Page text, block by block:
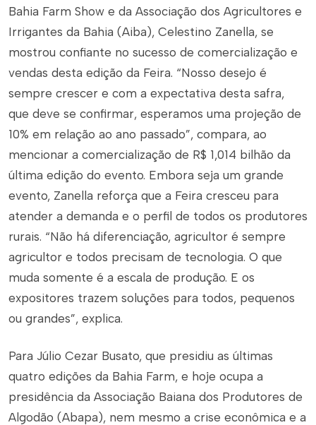
Bahia Farm Show e da Associação dos Agricultores e
Irrigantes da Bahia (Aiba), Celestino Zanella, se
mostrou confiante no sucesso de comercialização e
vendas desta edição da Feira. “Nosso desejo é
sempre crescer e com a expectativa desta safra,
que deve se confirmar, esperamos uma projeção de
10% em relação ao ano passado”, compara, ao
mencionar a comercialização de R$ 1,014 bilhão da
última edição do evento. Embora seja um grande
evento, Zanella reforça que a Feira cresceu para
atender a demanda e o perfil de todos os produtores
rurais. “Não há diferenciação, agricultor é sempre
agricultor e todos precisam de tecnologia. O que
muda somente é a escala de produção. E os
expositores trazem soluções para todos, pequenos
ou grandes”, explica.
Para Júlio Cezar Busato, que presidiu as últimas
quatro edições da Bahia Farm, e hoje ocupa a
presidência da Associação Baiana dos Produtores de
Algodão (Abapa), nem mesmo a crise econômica e a